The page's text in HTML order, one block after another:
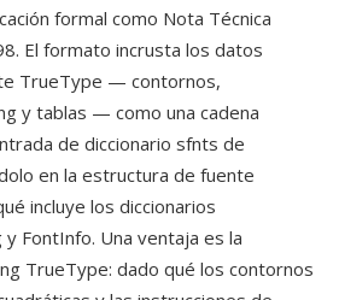
formal como Nota Técnica
El formato incrusta los datos
TrueType — contornos,
y tablas — como una cadena
de diccionario sfnts de
en la estructura de fuente
incluye los diccionarios
y FontInfo. Una ventaja es la
TrueType: dado qué los contornos